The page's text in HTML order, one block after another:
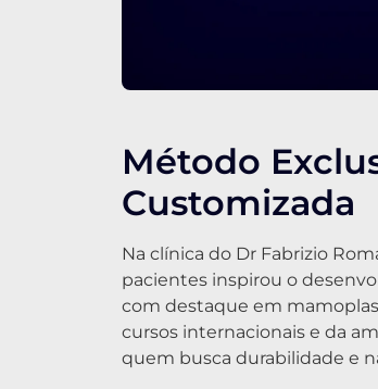
Método
Customizada
Na clínica do Dr Fabrizio
pacientes inspirou o
com destaque em
cursos internacionais e da
quem busca durabilidade e